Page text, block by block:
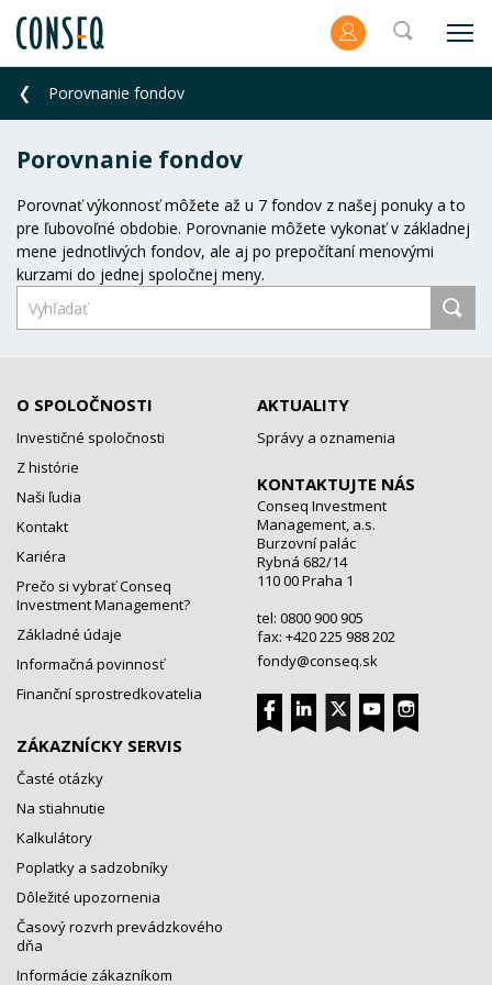
Porovnanie fondov
Porovnanie fondov
Porovnať výkonnosť môžete až u 7 fondov z našej ponuky a to
pre ľubovoľné obdobie. Porovnanie môžete vykonať v základnej
mene jednotlivých fondov, ale aj po prepočítaní menovými
kurzami do jednej spoločnej meny.
O SPOLOČNOSTI
Investičné spoločnosti
Z histórie
Naši ľudia
Kontakt
Kariéra
Prečo si vybrať Conseq
Investment Management?
Základné údaje
Informačná povinnosť
Finanční sprostredkovatelia
ZÁKAZNÍCKY SERVIS
Časté otázky
Na stiahnutie
Kalkulátory
Poplatky a sadzobníky
Dôležité upozornenia
Časový rozvrh prevádzkového
dňa
Informácie zákazníkom
AKTUALITY
Správy a oznamenia
KONTAKTUJTE NÁS
Conseq Investment
Management, a.s.
Burzovní palác
Rybná 682/14
110 00 Praha 1
tel: 0800 900 905
fax: +420 225 988 202
fondy@conseq.sk